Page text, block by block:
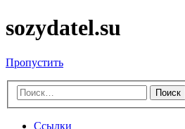
sozydatel.su
Пропустить
Поиск
Ссылки